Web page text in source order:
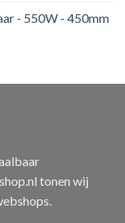
- 550W - 450mm
tonen wij